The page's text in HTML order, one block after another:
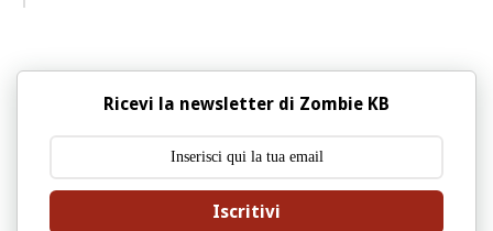
Ricevi la newsletter di Zombie KB
Iscritivi